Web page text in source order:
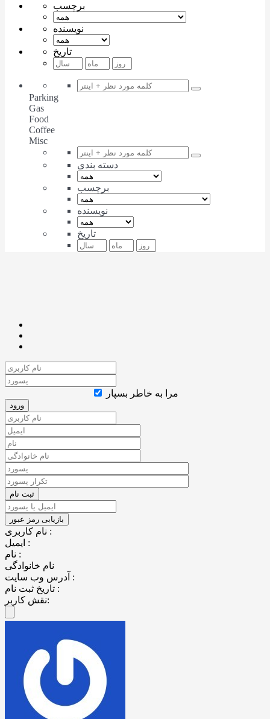
برچسب
نویسنده
تاریخ
Parking
Gas
Food
Coffee
Misc
دسته بندی
برچسب
نویسنده
تاریخ
مرا به خاطر بسپار
نام کاربری :
ایمیل :
نام :
نام خانوادگی
آدرس وب سایت :
تاریخ ثبت نام :
نقش کاربر: